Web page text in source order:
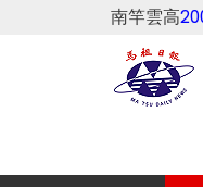
南竿雲高